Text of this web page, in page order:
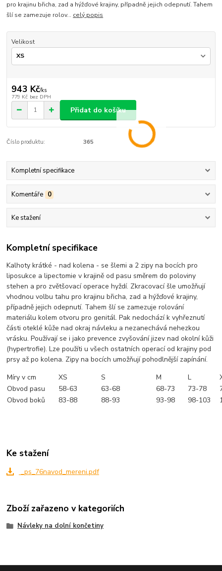
pro krajinu břicha, zad a hýžďové krajiny, případně jejich odepnutí. Tahem
šlí se zamezuje rolov... celý popis
Velikost
943 Kč/ks
779 Kč bez DPH
Přidat do košíku
Číslo produktu: 365
Kompletní specifikace
Komentáře 0
Ke stažení
Kompletní specifikace
Kalhoty krátké - nad kolena - se šlemi a 2 zipy na bocích pro
liposukce a lipectomie v krajině od pasu směrem do poloviny
stehen a pro zvětšovací operace hyždí. Zkracovací šle umožňují
vhodnou volbu tahu pro krajinu břicha, zad a hýžďové krajiny,
případně jejich odepnutí. Tahem šlí se zamezuje rolování
materiálu kolem otvoru pro genitál. Pak nedochází k vyhřeznutí
části oteklé kůže nad okraj návleku a nezanechává nehezkou
vrásku. Používají se i jako prevence zvyšování jizev nad okolní kůži
(hypertrofie). Lze použíti u všech ostatních operací od krajiny pod
prsy až po kolena. Zipy na bocích umožňují pohodlnější zapínání.
Míry v cm
XS S M L
Obvod pasu
58-63 63-68 68-73 73-78
Obvod boků
83-88 88-93 93-98 98-103
Ke stažení
_ps_76navod_mereni.pdf
Zboží zařazeno v kategoriích
Návleky na dolní končetiny